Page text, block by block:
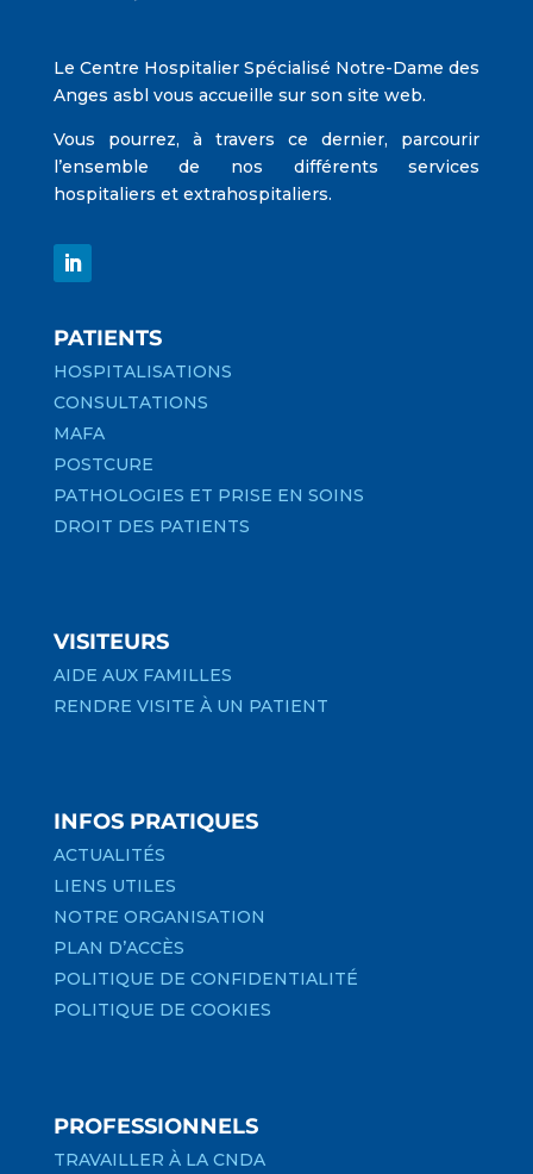
Le Centre Hospitalier Spécialisé Notre-Dame des
Anges asbl vous accueille sur son site web.
Vous pourrez, à travers ce dernier, parcourir
l’ensemble de nos différents services
hospitaliers et extrahospitaliers.
PATIENTS
HOSPITALISATIONS
CONSULTATIONS
MAFA
POSTCURE
PATHOLOGIES ET PRISE EN SOINS
DROIT DES PATIENTS
VISITEURS
AIDE AUX FAMILLES
RENDRE VISITE À UN PATIENT
INFOS PRATIQUES
ACTUALITÉS
LIENS UTILES
NOTRE ORGANISATION
PLAN D’ACCÈS
POLITIQUE DE CONFIDENTIALITÉ
POLITIQUE DE COOKIES
PROFESSIONNELS
TRAVAILLER À LA CNDA